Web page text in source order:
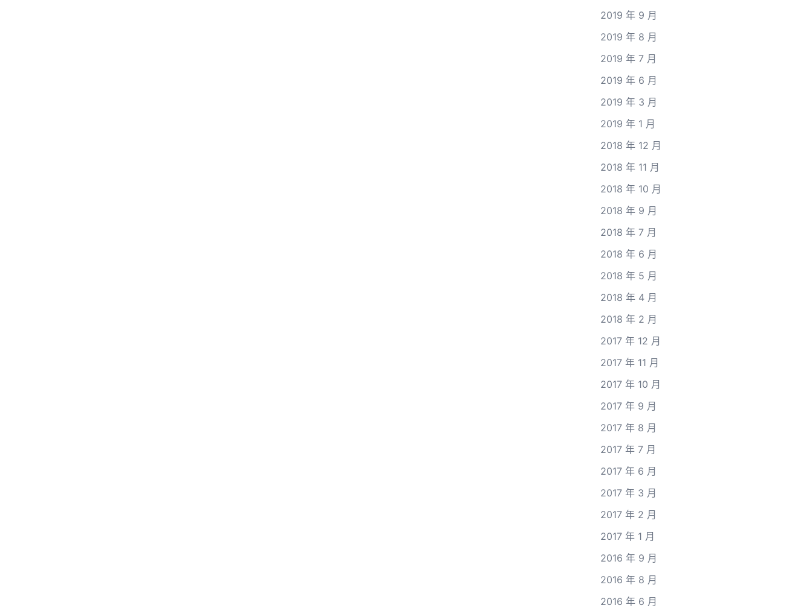
2019 年 9 月
2019 年 8 月
2019 年 7 月
2019 年 6 月
2019 年 3 月
2019 年 1 月
2018 年 12 月
2018 年 11 月
2018 年 10 月
2018 年 9 月
2018 年 7 月
2018 年 6 月
2018 年 5 月
2018 年 4 月
2018 年 2 月
2017 年 12 月
2017 年 11 月
2017 年 10 月
2017 年 9 月
2017 年 8 月
2017 年 7 月
2017 年 6 月
2017 年 3 月
2017 年 2 月
2017 年 1 月
2016 年 9 月
2016 年 8 月
2016 年 6 月